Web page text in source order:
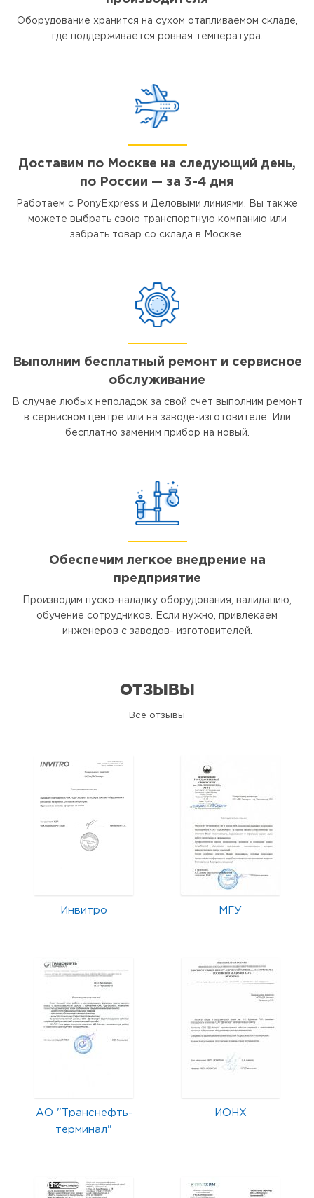
Оборудование хранится на сухом отапливаемом складе,
где поддерживается ровная температура.
Доставим по Москве на следующий день,
по России — за 3-4 дня
Работаем с PonyExpress и Деловыми линиями. Вы также
можете выбрать свою транспортную компанию или
забрать товар со склада в Москве.
Выполним бесплатный ремонт и сервисное
обслуживание
В случае любых неполадок за свой счет выполним ремонт
в сервисном центре или на заводе-изготовителе. Или
бесплатно заменим прибор на новый.
Обеспечим легкое внедрение на
предприятие
Производим пуско-наладку оборудования, валидацию,
обучение сотрудников. Если нужно, привлекаем
инженеров с заводов- изготовителей.
ОТЗЫВЫ
Все отзывы
Инвитро МГУ
АО "Транснефть-
терминал"
ИОНХ